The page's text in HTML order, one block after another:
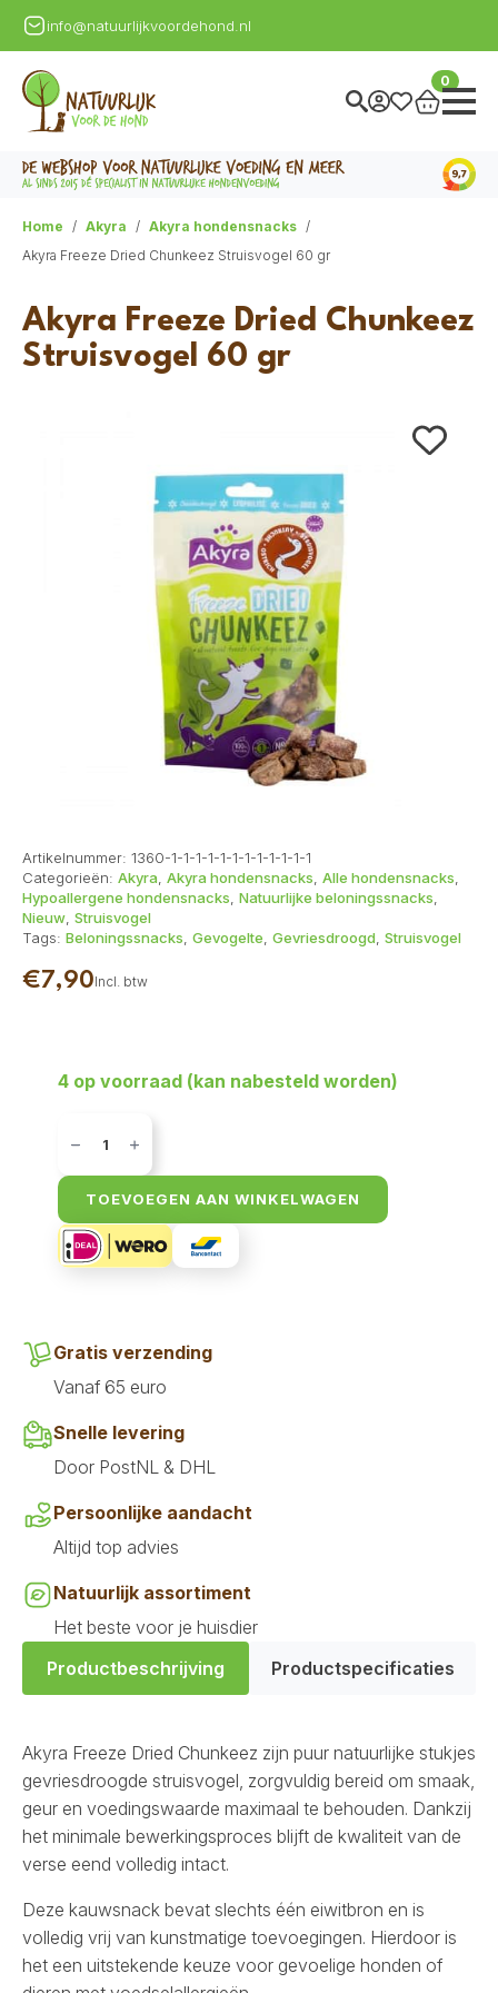
info@natuurlijkvoordehond.nl
0
Home Akyra
Akyra hondensnacks
Akyra Freeze Dried Chunkeez Struisvogel 60 gr
Akyra Freeze Dried Chunkeez
Struisvogel 60 gr
Artikelnummer: 1360-1-1-1-1-1-1-1-1-1-1-1-1
Categorieën: Akyra, Akyra hondensnacks, Alle hondensnacks,
Hypoallergene hondensnacks, Natuurlijke beloningssnacks,
Nieuw, Struisvogel
Tags: Beloningssnacks, Gevogelte, Gevriesdroogd, Struisvogel
€7,90Incl. btw
4 op voorraad (kan nabesteld worden)
Freeze
Chunkeez
Struisvogel
60
gr
aantal
TOEVOEGEN AAN WINKELWAGEN
Gratis verzending
Vanaf 65 euro
Snelle levering
Door PostNL & DHL
Persoonlijke aandacht
Altijd top advies
Natuurlijk assortiment
Het beste voor je huisdier
Productbeschrijving
Productspecificaties
Akyra Freeze Dried Chunkeez zijn puur natuurlijke stukjes
gevriesdroogde struisvogel, zorgvuldig bereid om smaak,
geur en voedingswaarde maximaal te behouden. Dankzij
het minimale bewerkingsproces blijft de kwaliteit van de
verse eend volledig intact.
Deze kauwsnack bevat slechts één eiwitbron en is
volledig vrij van kunstmatige toevoegingen. Hierdoor is
het een uitstekende keuze voor gevoelige honden of